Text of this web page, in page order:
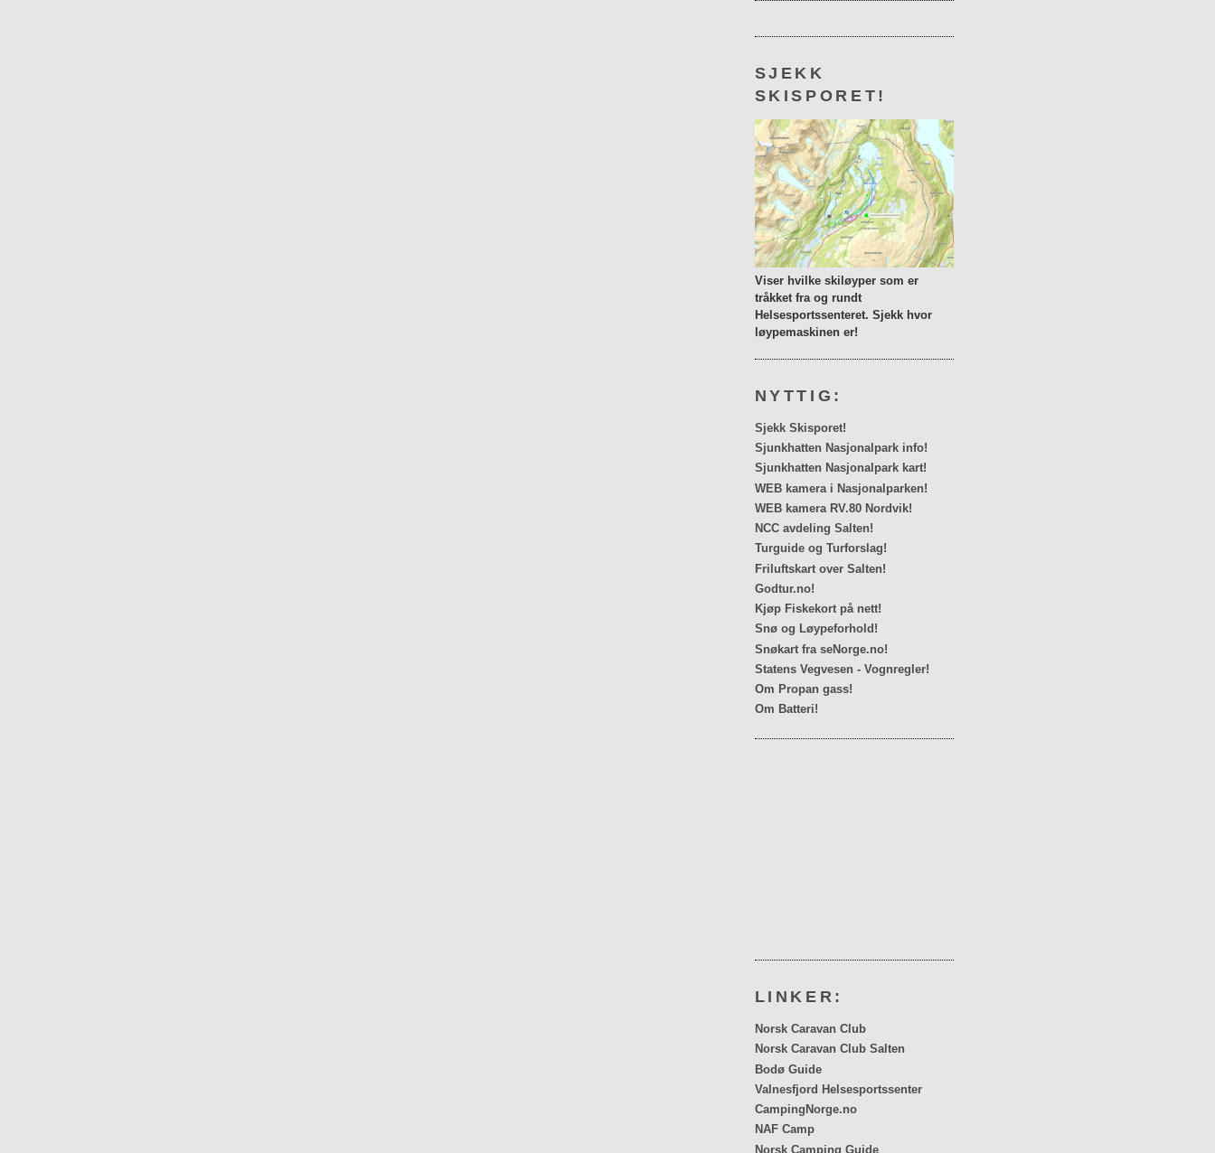
SJEKK
SKISPORET!
Viser hvilke skiløyper som er
tråkket fra og rundt
Helsesportssenteret. Sjekk hvor
løypemaskinen er!
NYTTIG:
Sjekk Skisporet!
Sjunkhatten Nasjonalpark info!
Sjunkhatten Nasjonalpark kart!
WEB kamera i Nasjonalparken!
WEB kamera RV.80 Nordvik!
NCC avdeling Salten!
Turguide og Turforslag!
Friluftskart over Salten!
Godtur.no!
Kjøp Fiskekort på nett!
Snø og Løypeforhold!
Snøkart fra seNorge.no!
Statens Vegvesen - Vognregler!
Om Propan gass!
Om Batteri!
LINKER:
Norsk Caravan Club
Norsk Caravan Club Salten
Bodø Guide
Valnesfjord Helsesportssenter
CampingNorge.no
NAF Camp
Norsk Camping Guide